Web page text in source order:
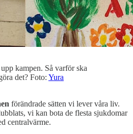
kampen. Så varför ska
det? Foto: Yura
förändrade sätten vi lever våra liv.
vi kan bota de flesta sjukdomar
centralvärme.